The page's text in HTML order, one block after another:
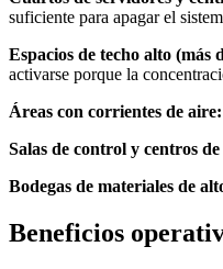
suficiente para apagar el
Espacios de techo alto (más
activarse porque la
Áreas con corrientes de aire:
Salas de control y centros
Bodegas de materiales de
Beneficios